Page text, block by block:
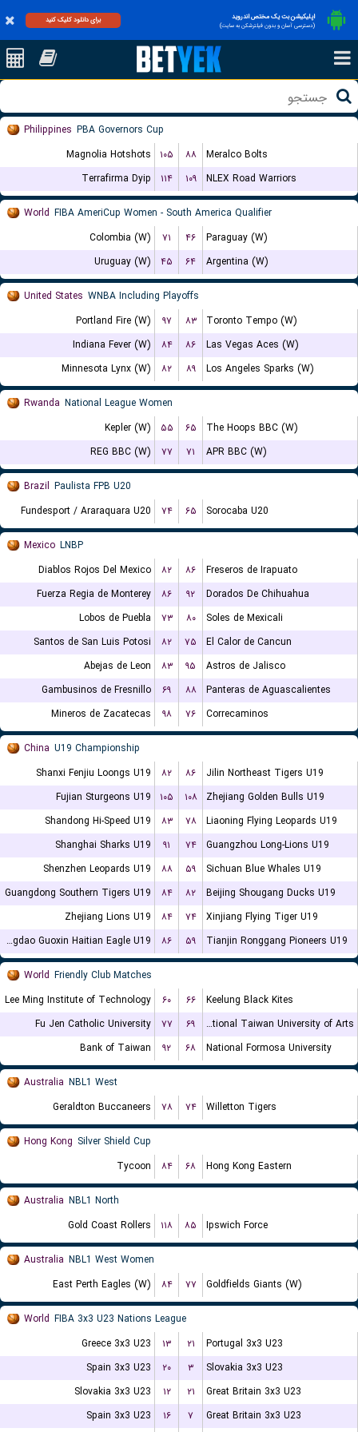
اپلیکیشن بت یک مختص اندروید
(دسترسی آسان و بدون فیلترشکن به سایت)
برای دانلود کلیک کنید
Philippines PBA Governors Cup
Magnolia Hotshots
۱۰۵ ۸۸
Meralco Bolts
Terrafirma Dyip
۱۱۴ ۱۰۹ NLEX Road Warriors
World FIBA AmeriCup Women - South America Qualifier
Colombia (W)
۷۱ ۴۶
Paraguay (W)
Uruguay (W)
۴۵ ۶۴ Argentina (W)
United States WNBA Including Playoffs
Portland Fire (W)
۹۷ ۸۳
Toronto Tempo (W)
Indiana Fever (W)
۸۴ ۸۶
Las Vegas Aces (W)
Minnesota Lynx (W)
۸۲ ۸۹ Los Angeles Sparks (W)
Rwanda National League Women
Kepler (W)
۵۵ ۶۵
The Hoops BBC (W)
REG BBC (W)
۷۷ ۷۱ APR BBC (W)
Brazil Paulista FPB U20
Fundesport / Araraquara U20
۷۴ ۶۵ Sorocaba U20
Mexico LNBP
Diablos Rojos Del Mexico
۸۲ ۸۶
Freseros de Irapuato
Fuerza Regia de Monterey
۸۶ ۹۲
Dorados De Chihuahua
Lobos de Puebla
۷۳ ۸۰
Soles de Mexicali
Santos de San Luis Potosi
۸۲ ۷۵
El Calor de Cancun
Abejas de Leon
۸۳ ۹۵
Astros de Jalisco
Gambusinos de Fresnillo
۶۹ ۸۸
Panteras de Aguascalientes
Mineros de Zacatecas
۹۸ ۷۶ Correcaminos
China U19 Championship
Shanxi Fenjiu Loongs U19
۸۲ ۸۶
Jilin Northeast Tigers U19
Fujian Sturgeons U19
۱۰۵ ۱۰۸
Zhejiang Golden Bulls U19
Shandong Hi-Speed U19
۸۳ ۷۸
Liaoning Flying Leopards U19
Shanghai Sharks U19
۹۱ ۷۴
Guangzhou Long-Lions U19
Shenzhen Leopards U19
۸۸ ۵۹
Sichuan Blue Whales U19
Guangdong Southern Tigers U19
۸۴ ۸۲
Beijing Shougang Ducks U19
Zhejiang Lions U19
۸۴ ۷۴
Xinjiang Flying Tiger U19
Qingdao Guoxin Haitian Eagle U19
۸۶ ۵۹ Tianjin Ronggang Pioneers U19
World Friendly Club Matches
Lee Ming Institute of Technology
۶۰ ۶۶
Keelung Black Kites
Fu Jen Catholic University
۷۷ ۶۹
National Taiwan University of Arts
Bank of Taiwan
۹۲ ۶۸ National Formosa University
Australia NBL1 West
Geraldton Buccaneers
۷۸ ۷۴ Willetton Tigers
Hong Kong Silver Shield Cup
Tycoon
۸۴ ۶۸ Hong Kong Eastern
Australia NBL1 North
Gold Coast Rollers
۱۱۸ ۸۵ Ipswich Force
Australia NBL1 West Women
East Perth Eagles (W)
۸۴ ۷۷ Goldfields Giants (W)
World FIBA 3x3 U23 Nations League
Greece 3x3 U23
۱۳ ۲۱
Portugal 3x3 U23
Spain 3x3 U23
۲۰ ۳
Slovakia 3x3 U23
Slovakia 3x3 U23
۱۲ ۲۱
Great Britain 3x3 U23
Spain 3x3 U23
۱۶ ۷ Great Britain 3x3 U23